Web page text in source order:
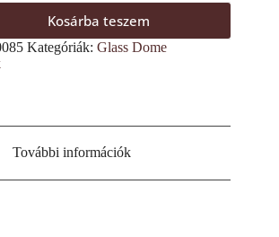
Kosárba teszem
Kategóriák: Glass Dome
További információk